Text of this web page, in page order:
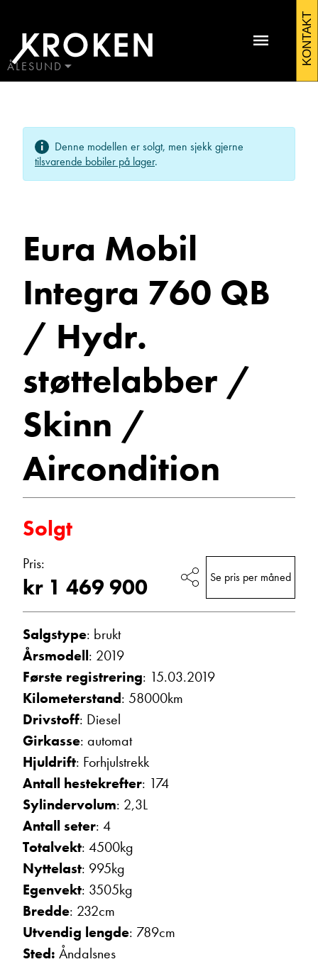
Mobil
Integra
QB
2019
Bobiler
ÅLESUND
ÅLESUND
ÅNDALSNES
KONTAKT
Martin Sunde
Vis epost
Vis epost
Bjarne Eide
Kundemottak Verksted / Deler
Vis telefon
Denne modellen er solgt, men sjekk gjerne
tilsvarende bobiler på lager.
Eura Mobil
Integra 760 QB
/ Hydr.
støttelabber /
Skinn /
Aircondition
Solgt
Pris:
kr 1 469 900 Se pris per måned
Salgstype: brukt
Årsmodell: 2019
Første registrering: 15.03.2019
Kilometerstand: 58000km
Drivstoff: Diesel
Girkasse: automat
Hjuldrift: Forhjulstrekk
Antall hestekrefter: 174
Sylindervolum: 2,3L
Antall seter: 4
Totalvekt: 4500kg
Nyttelast: 995kg
Egenvekt: 3505kg
Bredde: 232cm
Utvendig lengde: 789cm
Sted: Åndalsnes